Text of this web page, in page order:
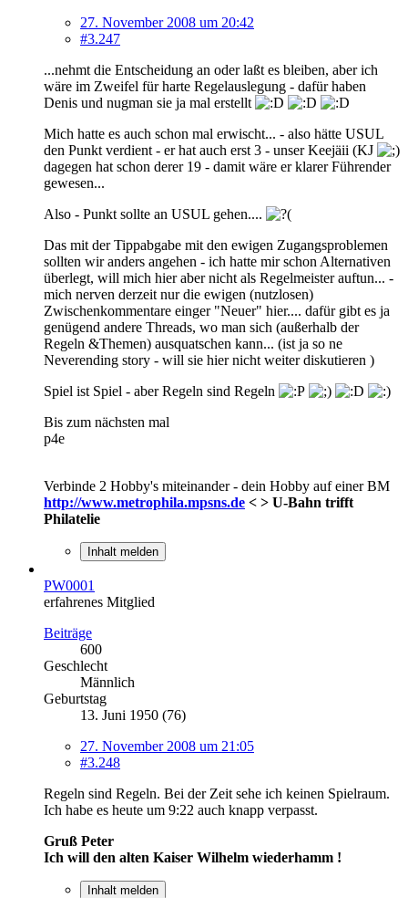
27. November 2008 um 20:42
#3.247
...nehmt die Entscheidung an oder laßt es bleiben, aber ich
wäre im Zweifel für harte Regelauslegung - dafür haben
Denis und nugman sie ja mal erstellt
Mich hatte es auch schon mal erwischt... - also hätte USUL
den Punkt verdient - er hat auch erst 3 - unser Keejäii (KJ
dagegen hat schon derer 19 - damit wäre er klarer Führender
gewesen...
Also - Punkt sollte an USUL gehen....
Das mit der Tippabgabe mit den ewigen Zugangsproblemen
sollten wir anders angehen - ich hatte mir schon Alternativen
überlegt, will mich hier aber nicht als Regelmeister auftun... -
mich nerven derzeit nur die ewigen (nutzlosen)
Zwischenkommentare einger "Neuer" hier.... dafür gibt es ja
genügend andere Threads, wo man sich (außerhalb der
Regeln &Themen) ausquatschen kann... (ist ja so ne
Neverending story - will sie hier nicht weiter diskutieren )
Spiel ist Spiel - aber Regeln sind Regeln
Bis zum nächsten mal
p4e
Verbinde 2 Hobby's miteinander - dein Hobby auf einer BM
http://www.metrophila.mpsns.de < > U-Bahn trifft
Philatelie
Inhalt melden
PW0001
erfahrenes Mitglied
Beiträge
600
Geschlecht
Männlich
Geburtstag
13. Juni 1950 (76)
27. November 2008 um 21:05
#3.248
Regeln sind Regeln. Bei der Zeit sehe ich keinen Spielraum.
Ich habe es heute um 9:22 auch knapp verpasst.
Gruß Peter
Ich will den alten Kaiser Wilhelm wiederhamm !
Inhalt melden